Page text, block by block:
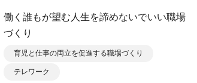
働く誰もが望む人生を諦めないでいい職場
づくり
育児と仕事の両立を促進する職場づくり
テレワーク